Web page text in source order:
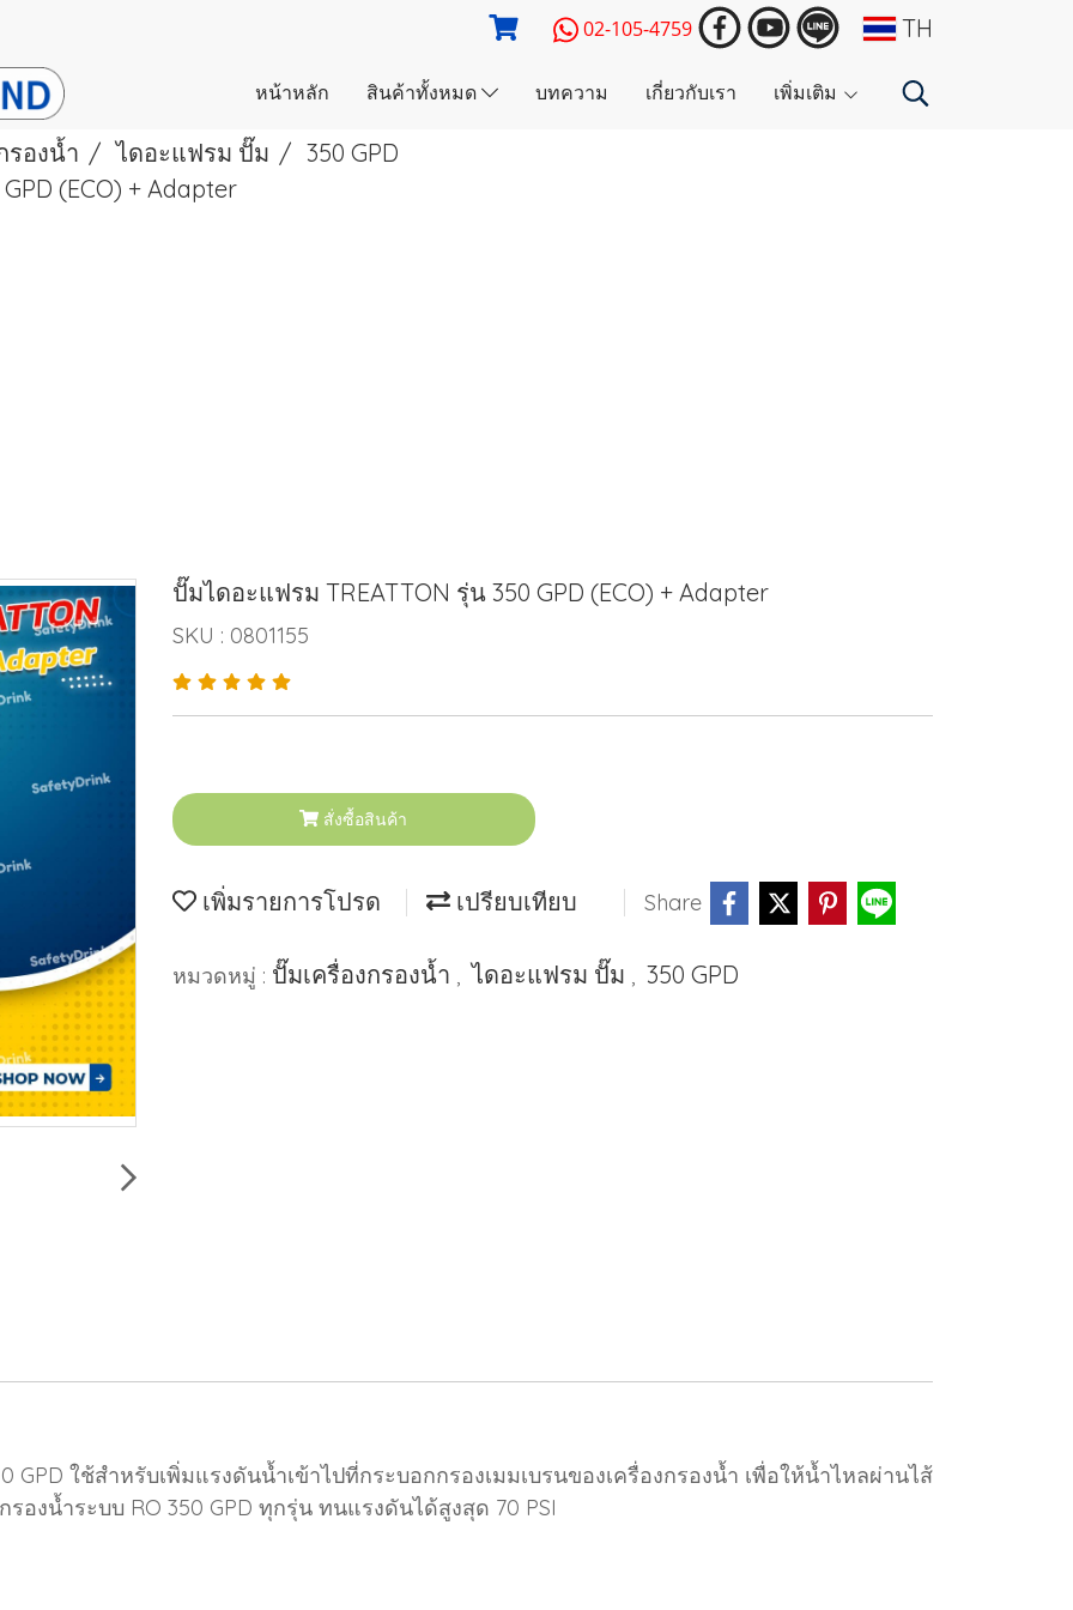
02-105-4759 TH
หน้าหลัก สินค้าทั้งหมด บทความ เกี่ยวกับเรา เพิ่มเติม
รองนํ้า ไดอะแฟรม ปั๊ม
350 GPD
(ECO) + Adapter
ปั๊มไดอะแฟรม TREATTON รุ่น 350 GPD (ECO) + Adapter
SKU : 0801155
สั่งซื้อสินค้า
เพิ่มรายการโปรด เปรียบเทียบ Share
หมวดหมู่ : ปั๊มเครื่องกรองนํ้า ไดอะแฟรม ปั๊ม 350 GPD
ใช้สำหรับเพิ่มแรงดันน้ำเข้าไปที่กระบอกกรองเมมเบรนของเครื่องกรองน้ำ เพื่อให้น้ำไหลผ่านไส้
องน้ำระบบ RO 350 GPD ทุกรุ่น ทนแรงดันได้สูงสุด 70 PSI